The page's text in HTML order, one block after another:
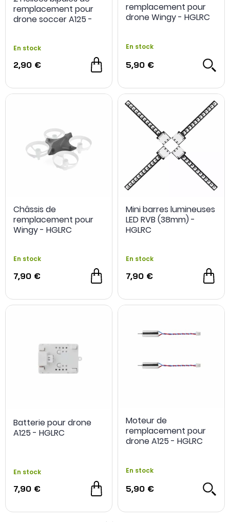
remplacement pour
drone soccer A125 -
En stock
2,90 €
remplacement pour
drone Wingy - HGLRC
En stock
5,90 €
Châssis de
remplacement pour
Wingy - HGLRC
En stock
7,90 €
Mini barres lumineuses
LED RVB (38mm) -
HGLRC
En stock
7,90 €
Batterie pour drone
A125 - HGLRC
En stock
7,90 €
Moteur de
remplacement pour
drone A125 - HGLRC
En stock
5,90 €